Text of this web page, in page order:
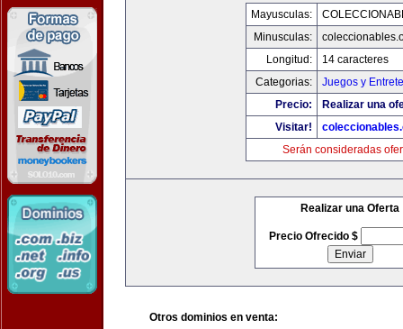
Mayusculas:
Minusculas:
Longitud:
14 caracteres
Categorias:
Juegos y
Precio:
Realizar una
Visitar!
Serán consideradas
Realizar una Oferta
Precio Ofrecido $
Otros dominios en venta: